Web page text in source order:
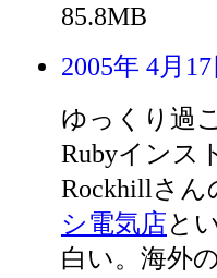
85.8MB
2005年 4月
ゆっくり過
Rubyインス
Rockhillさん
シ電気店と
白い。海外